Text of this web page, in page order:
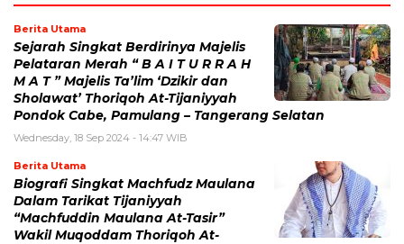
Berita Utama
Sejarah Singkat Berdirinya Majelis
Pelataran Merah “ B A I T U R R A H
M A T ” Majelis Ta’lim ‘Dzikir dan
Sholawat’ Thoriqoh At-Tijaniyyah
Pondok Cabe, Pamulang – Tangerang Selatan
Wednesday, 18 Sep 2024 - 14:47 WIB
Berita Utama
Biografi Singkat Machfudz Maulana
Dalam Tarikat Tijaniyyah
“Machfuddin Maulana At-Tasir”
Wakil Muqoddam Thoriqoh At-